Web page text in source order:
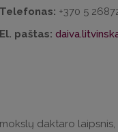
Telefonas: +370 5
El. paštas:
daktaro